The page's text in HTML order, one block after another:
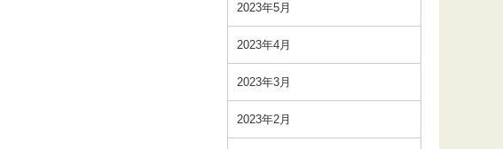
2023年5月
2023年4月
2023年3月
2023年2月